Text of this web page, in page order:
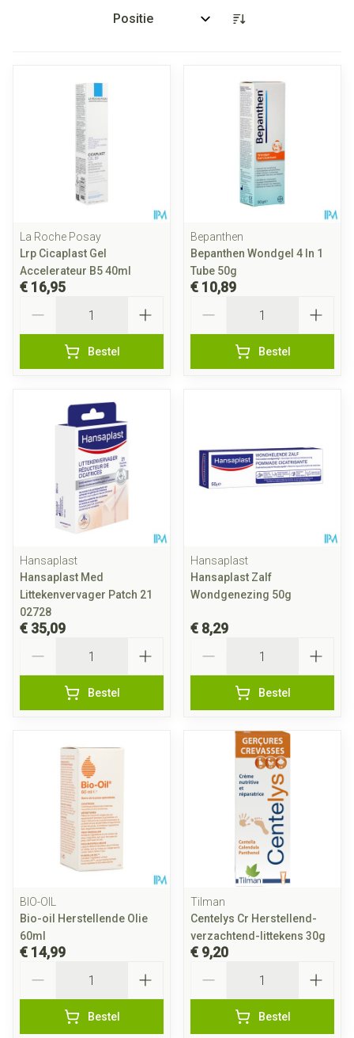
Sorteer op:
La Roche Posay
Lrp Cicaplast Gel
Accelerateur B5 40ml
€ 16,95
Bestel
Bepanthen
Bepanthen Wondgel 4 In 1
Tube 50g
€ 10,89
Bestel
Hansaplast
Hansaplast Med
Littekenvervager Patch 21
02728
€ 35,09
Bestel
Hansaplast
Hansaplast Zalf
Wondgenezing 50g
€ 8,29
Bestel
BIO-OIL
Bio-oil Herstellende Olie
60ml
€ 14,99
Bestel
Tilman
Centelys Cr Herstellend-
verzachtend-littekens 30g
€ 9,20
Bestel